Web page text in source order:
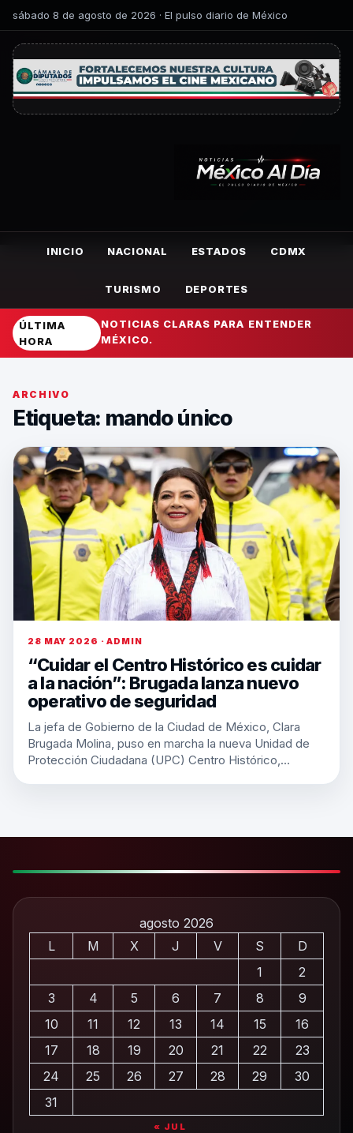
sábado 8 de agosto de 2026 · El pulso diario de México
INICIO NACIONAL ESTADOS CDMX
TURISMO DEPORTES
ÚLTIMA
HORA
NOTICIAS CLARAS PARA ENTENDER
MÉXICO.
ARCHIVO
Etiqueta: mando único
28 MAY 2026 · ADMIN
“Cuidar el Centro Histórico es cuidar
a la nación”: Brugada lanza nuevo
operativo de seguridad
La jefa de Gobierno de la Ciudad de México, Clara
Brugada Molina, puso en marcha la nueva Unidad de
Protección Ciudadana (UPC) Centro Histórico,…
agosto 2026
L
M X J V S
D
1
2
3
4 5 6 7 8
9
10
11 12 13 14 15
16
17
18 19 20 21 22
23
24
25 26 27 28 29
30
31
« JUL